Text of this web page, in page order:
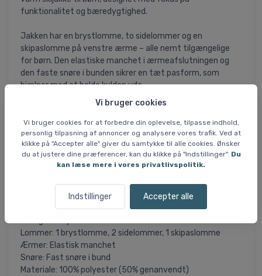
Vi bruger cookies
Vi bruger cookies for at forbedre din oplevelse, tilpasse indhold,
personlig tilpasning af annoncer og analysere vores trafik. Ved at
klikke på "Accepter alle" giver du samtykke til alle cookies. Ønsker
du at justere dine præferencer, kan du klikke på "Indstillinger". Du
kan læse mere i vores privatlivspolitik.
Indstillinger Accepter alle
funktionalitet og bæredygtighed.
Jakken har en brystlomme, to sidelommer og en
skipaslomme på venstre ærme – alle nemt tilgængelige
for børn. Den elastiske manchet i ærmeafslutningen og
den faste snøre i bunden sikrer en tæt pasform, som
hjælper med at holde kulden ude.
Den er foret med 140 g ALTO isolering af 100% genanvendt
polyester og konstrueret med en 5K/5K Tritech-
membran, som giver moderat vandtæthed og åndbarhed
– perfekt til skoledage på ski og vinteraktiviteter.
Yderstoffet består af 50% genanvendt mikrotwill
polyester og er behandlet med en PFC-fri vandafvisende
overfladebehandling.
Specifikationer:
Lommer: 1 brystlomme, 2 sidelommer, 1 skipaslomme
Ærmer: Elastisk manchet
Snøre: Fast snøre i bund
Materiale: 100% polyester (50% genanvendt)